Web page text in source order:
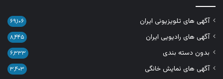
آگهی های تلویزیونی ایران ۶۹,۱۰۶
آگهی های رادیویی ایران ۸,۴۴۵
بدون دسته بندی ۶,۳۳۳
آگهی های نمایش خانگی ۳,۴۰۳